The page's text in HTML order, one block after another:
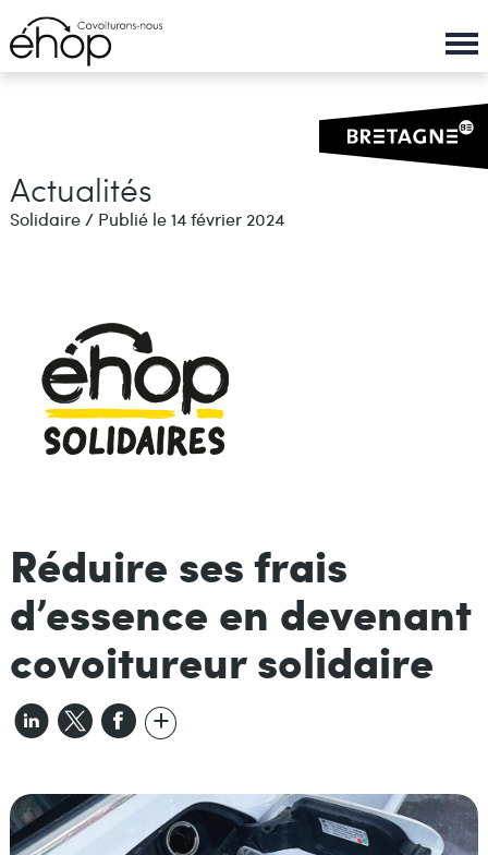
Actualités
Solidaire / Publié le 14 février 2024
Réduire ses frais
d’essence en devenant
covoitureur solidaire